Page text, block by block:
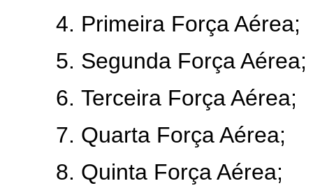
4. Primeira Força Aérea;
5. Segunda Força Aérea;
6. Terceira Força Aérea;
7. Quarta Força Aérea;
8. Quinta Força Aérea;